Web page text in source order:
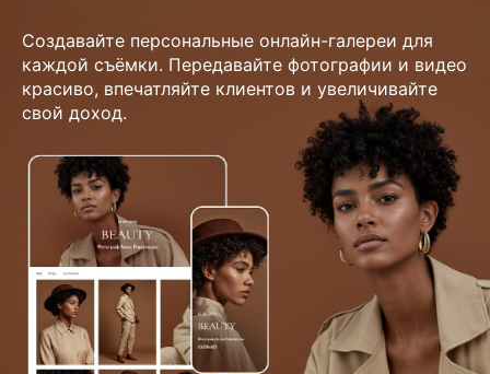
Создавайте персональные онлайн-галереи для
каждой съёмки. Передавайте фотографии и видео
красиво, впечатляйте клиентов и увеличивайте
свой доход.